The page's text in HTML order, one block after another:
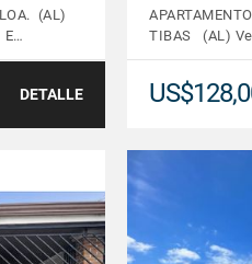
(AL)
E…
DETALLE
TIBAS (AL)